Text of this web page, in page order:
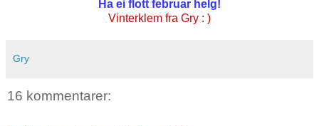
Ha ei flott februar helg!
Vinterklem fra Gry : )
Gry
16 kommentarer: